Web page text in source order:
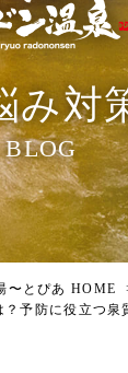
み対
BLOG
〜とぴあ HOME
予防に役立つ泉